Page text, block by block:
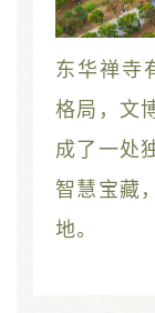
东华禅寺
格局，文
成了一处
智慧宝藏
地。